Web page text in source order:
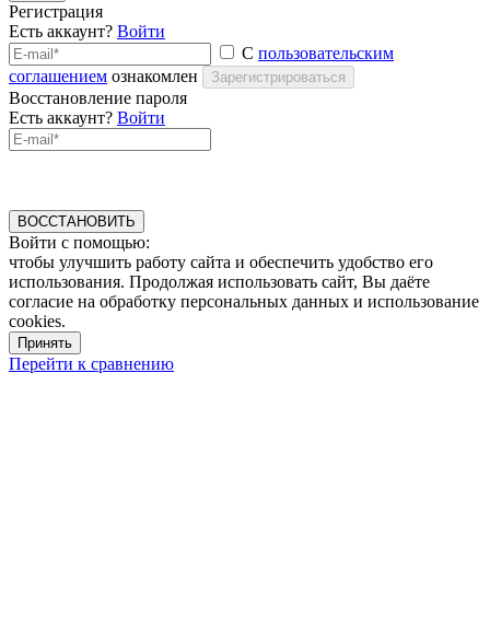
Регистрация
Есть аккаунт? Войти
С пользовательским
соглашением ознакомлен Зарегистрироваться
Восстановление пароля
Есть аккаунт? Войти
ВОССТАНОВИТЬ
Войти с помощью:
чтобы улучшить работу сайта и обеспечить удобство его
использования. Продолжая использовать сайт, Вы даёте
согласие на обработку персональных данных и использование
cookies.
Принять
Перейти к сравнению